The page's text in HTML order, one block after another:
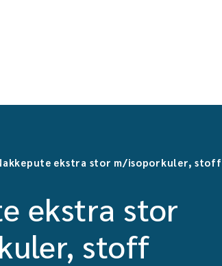
ekstra stor m/isoporkuler, stoff
ekstra stor
stoff